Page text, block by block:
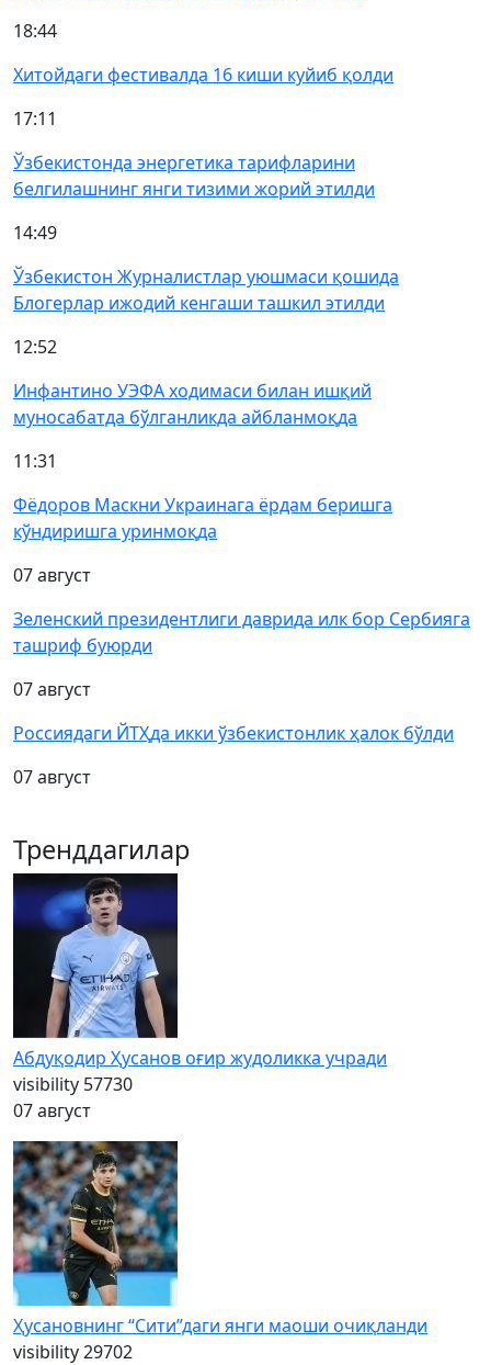
18:44
Хитойдаги фестивалда 16 киши куйиб қолди
17:11
Ўзбекистонда энергетика тарифларини
белгилашнинг янги тизими жорий этилди
14:49
Ўзбекистон Журналистлар уюшмаси қошида
Блогерлар ижодий кенгаши ташкил этилди
12:52
Инфантино УЭФА ходимаси билан ишқий
муносабатда бўлганликда айбланмоқда
11:31
Фёдоров Маскни Украинага ёрдам беришга
кўндиришга уринмоқда
07 август
Зеленский президентлиги даврида илк бор Сербияга
ташриф буюрди
07 август
Россиядаги ЙТҲда икки ўзбекистонлик ҳалок бўлди
07 август
Тренддагилар
Абдуқодир Ҳусанов оғир жудоликка учради
visibility 57730
07 август
Ҳусановнинг “Сити”даги янги маоши очиқланди
visibility29702